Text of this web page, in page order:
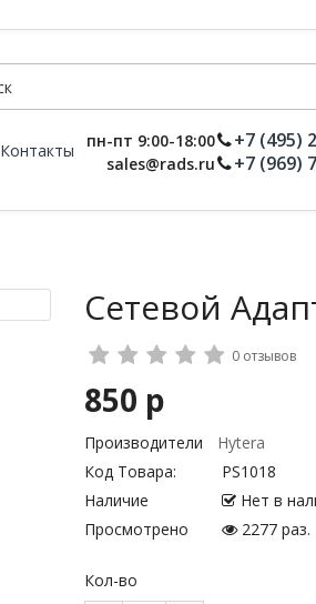
Контакты
пн-пт 9:00-18:00
sales@rads.ru
+7 (495)
+7 (969)
Сетевой
0 отзывов
850 р
Производители
Hytera
Код Товара:
PS1018
Наличие
Нет в
Просмотрено
2277 раз.
Кол-во